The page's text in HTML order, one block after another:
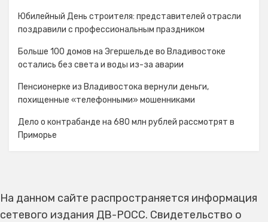
Юбилейный День строителя: представителей отрасли
поздравили с профессиональным праздником
Больше 100 домов на Эгершельде во Владивостоке
остались без света и воды из-за аварии
Пенсионерке из Владивостока вернули деньги,
похищенные «телефонными» мошенниками
Дело о контрабанде на 680 млн рублей рассмотрят в
Приморье
На данном сайте распространяется информация
сетевого издания ДВ-РОСС. Свидетельство о